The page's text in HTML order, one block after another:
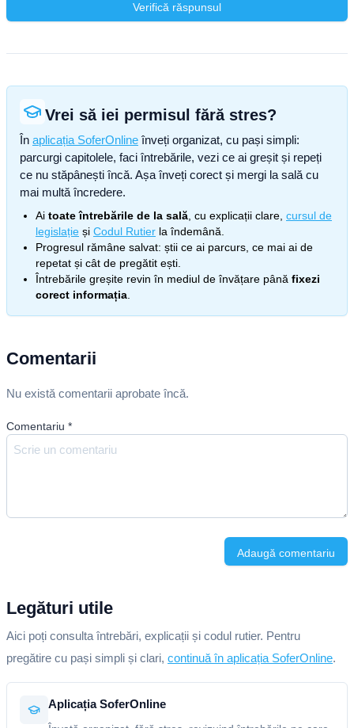
Verifică răspunsul
Vrei să iei permisul fără stres?
În aplicația SoferOnline înveți organizat, cu pași simpli:
parcurgi capitolele, faci întrebările, vezi ce ai greșit și repeți
ce nu stăpânești încă. Așa înveți corect și mergi la sală cu
mai multă încredere.
Ai toate întrebările de la sală , cu explicații clare, cursul de
legislație și Codul Rutier la îndemână.
Progresul rămâne salvat: știi ce ai parcurs, ce mai ai de
repetat și cât de pregătit ești.
Întrebările greșite revin în mediul de învățare până fixezi
corect informația
Comentarii
Nu există comentarii aprobate încă.
Comentariu *
Adaugă comentariu
Legături utile
Aici poți consulta întrebări, explicații și codul rutier. Pentru
pregătire cu pași simpli și clari, continuă în aplicația SoferOnline.
Aplicația SoferOnline